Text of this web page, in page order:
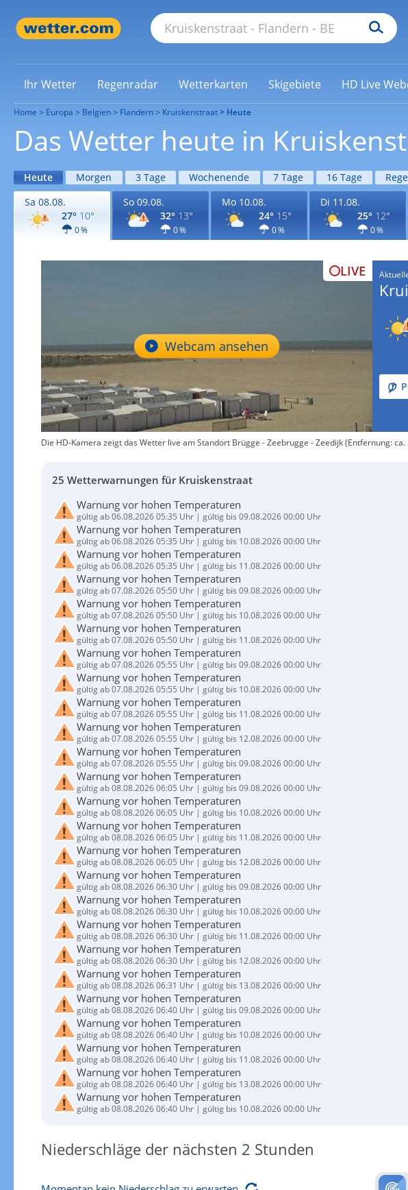
Ihr Wetter Regenradar Wetterkarten Skigebiete HD Live
Home Europa Belgien Flandern Kruiskenstraat Heute
Das Wetter heute in
Heute Morgen 3 Tage Wochenende 7 Tage 16 Tage
Sa 08.08.
27° 10°
0 %
So 09.08.
32° 13°
0 %
Mo 10.08.
24° 15°
0 %
Di 11.08.
25° 12°
0 %
LIVE
Webcam ansehen
Die HD-Kamera zeigt das Wetter live am Standort Brügge - Zeebrugge - Zeedijk (Entfernung: ca.
25 Wetterwarnungen für Kruiskenstraat
Warnung vor hohen Temperaturen
gültig ab 06.08.2026 05:35 Uhr | gültig bis 09.08.2026 00:00 Uhr
Warnung vor hohen Temperaturen
gültig ab 06.08.2026 05:35 Uhr | gültig bis 10.08.2026 00:00 Uhr
Warnung vor hohen Temperaturen
gültig ab 06.08.2026 05:35 Uhr | gültig bis 11.08.2026 00:00 Uhr
Warnung vor hohen Temperaturen
gültig ab 07.08.2026 05:50 Uhr | gültig bis 09.08.2026 00:00 Uhr
Warnung vor hohen Temperaturen
gültig ab 07.08.2026 05:50 Uhr | gültig bis 10.08.2026 00:00 Uhr
Warnung vor hohen Temperaturen
gültig ab 07.08.2026 05:50 Uhr | gültig bis 11.08.2026 00:00 Uhr
Warnung vor hohen Temperaturen
gültig ab 07.08.2026 05:55 Uhr | gültig bis 09.08.2026 00:00 Uhr
Warnung vor hohen Temperaturen
gültig ab 07.08.2026 05:55 Uhr | gültig bis 10.08.2026 00:00 Uhr
Warnung vor hohen Temperaturen
gültig ab 07.08.2026 05:55 Uhr | gültig bis 11.08.2026 00:00 Uhr
Warnung vor hohen Temperaturen
gültig ab 07.08.2026 05:55 Uhr | gültig bis 12.08.2026 00:00 Uhr
Warnung vor hohen Temperaturen
gültig ab 07.08.2026 05:55 Uhr | gültig bis 09.08.2026 00:00 Uhr
Warnung vor hohen Temperaturen
gültig ab 08.08.2026 06:05 Uhr | gültig bis 09.08.2026 00:00 Uhr
Warnung vor hohen Temperaturen
gültig ab 08.08.2026 06:05 Uhr | gültig bis 10.08.2026 00:00 Uhr
Warnung vor hohen Temperaturen
gültig ab 08.08.2026 06:05 Uhr | gültig bis 11.08.2026 00:00 Uhr
Warnung vor hohen Temperaturen
gültig ab 08.08.2026 06:05 Uhr | gültig bis 12.08.2026 00:00 Uhr
Warnung vor hohen Temperaturen
gültig ab 08.08.2026 06:30 Uhr | gültig bis 09.08.2026 00:00 Uhr
Warnung vor hohen Temperaturen
gültig ab 08.08.2026 06:30 Uhr | gültig bis 10.08.2026 00:00 Uhr
Warnung vor hohen Temperaturen
gültig ab 08.08.2026 06:30 Uhr | gültig bis 11.08.2026 00:00 Uhr
Warnung vor hohen Temperaturen
gültig ab 08.08.2026 06:30 Uhr | gültig bis 12.08.2026 00:00 Uhr
Warnung vor hohen Temperaturen
gültig ab 08.08.2026 06:31 Uhr | gültig bis 13.08.2026 00:00 Uhr
Warnung vor hohen Temperaturen
gültig ab 08.08.2026 06:40 Uhr | gültig bis 09.08.2026 00:00 Uhr
Warnung vor hohen Temperaturen
gültig ab 08.08.2026 06:40 Uhr | gültig bis 10.08.2026 00:00 Uhr
Warnung vor hohen Temperaturen
gültig ab 08.08.2026 06:40 Uhr | gültig bis 11.08.2026 00:00 Uhr
Warnung vor hohen Temperaturen
gültig ab 08.08.2026 06:40 Uhr | gültig bis 13.08.2026 00:00 Uhr
Warnung vor hohen Temperaturen
gültig ab 08.08.2026 06:40 Uhr | gültig bis 10.08.2026 00:00 Uhr
Niederschläge der nächsten 2 Stunden